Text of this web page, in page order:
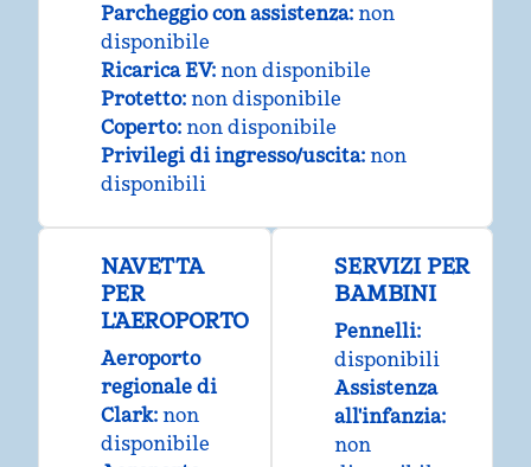
Parcheggio con assistenza: non
disponibile
Ricarica EV: non disponibile
Protetto: non disponibile
Coperto: non disponibile
Privilegi di ingresso/uscita: non
disponibili
NAVETTA
PER
L'AEROPORTO
Aeroporto
regionale di
Clark: non
disponibile
SERVIZI PER
BAMBINI
Pennelli:
disponibili
Assistenza
all'infanzia:
non